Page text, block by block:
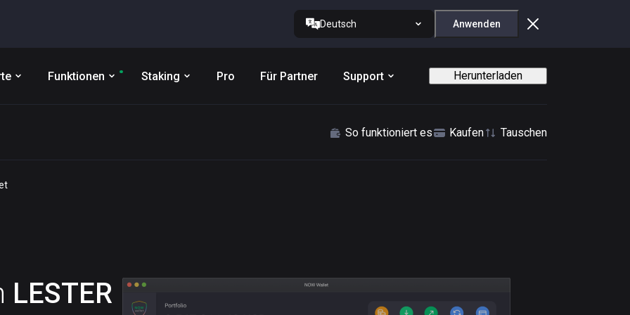
Deutsch Anwenden
Funktionen Staking Pro Für Partner Support Herunterladen
So funktioniert es Kaufen Tauschen
LESTER